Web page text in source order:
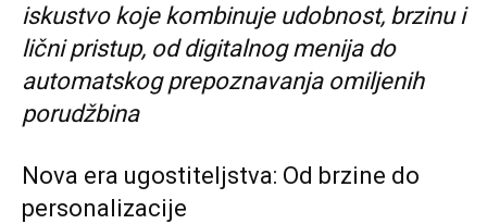
iskustvo koje kombinuje udobnost, brzinu i
lični pristup, od digitalnog menija do
automatskog prepoznavanja omiljenih
porudžbina
Nova era ugostiteljstva: Od brzine do
personalizacije